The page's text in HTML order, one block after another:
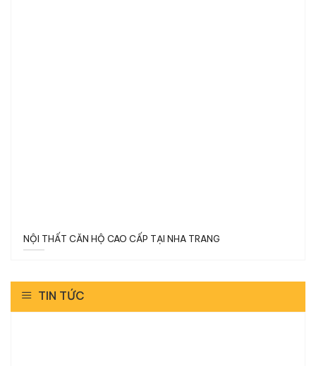
NỘI THẤT CĂN HỘ CAO CẤP TẠI NHA TRANG
TIN TỨC